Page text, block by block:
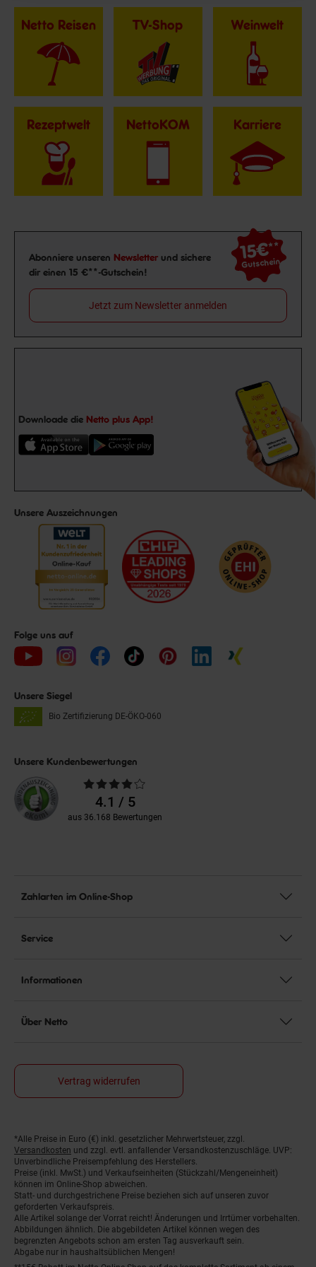
Netto Reisen TV-Shop Weinwelt
Rezeptwelt NettoKOM Karriere
Newsletter Anmeldung
Abonniere unseren Newsletter und sichere
dir einen 15 €**-Gutschein!
15€**
Gutschein
Jetzt zum Newsletter anmelden
Downloade die Netto plus App!
Unsere Auszeichnungen
Folge uns auf
Unsere Siegel
Bio Zertifizierung DE-ÖKO-060
Unsere Kundenbewertungen
Durchschnittliche
Bewertungen4.1 / 5
aus 36.168 Bewertungen
Zahlarten im Online-Shop
Service
Informationen
Über Netto
Vertrag widerrufen
Fußnoten
*Alle Preise in Euro (€) inkl. gesetzlicher Mehrwertsteuer, zzgl.
Versandkosten und zzgl. evtl. anfallender Versandkostenzuschläge. UVP:
Unverbindliche Preisempfehlung des Herstellers.
Preise (inkl. MwSt.) und Verkaufseinheiten (Stückzahl/Mengeneinheit)
können im Online-Shop abweichen.
Statt- und durchgestrichene Preise beziehen sich auf unseren zuvor
geforderten Verkaufspreis.
Alle Artikel solange der Vorrat reicht! Änderungen und Irrtümer vorbehalten.
Abbildungen ähnlich. Die abgebildeten Artikel können wegen des
begrenzten Angebots schon am ersten Tag ausverkauft sein.
Abgabe nur in haushaltsüblichen Mengen!